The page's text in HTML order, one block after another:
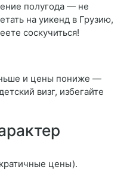
полугода — не
на уикенд в Грузию,
соскучиться!
и цены пониже —
визг, избегайте
цены).